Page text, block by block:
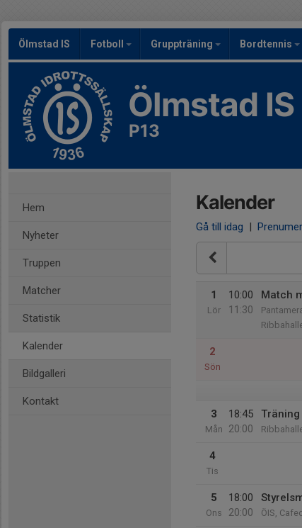
Ölmstad IS Fotboll Gruppträning Bordtennis
Ölmstad IS
P13
Hem
Nyheter
Truppen
Matcher
Statistik
Kalender
Bildgalleri
Kontakt
Kalender
Gå till idag |
1
Lör
10:00
11:30
Match
2
Sön
3
Mån
18:45
20:00
Träning
4
Tis
5
Ons
18:00
20:00
ÖIS,